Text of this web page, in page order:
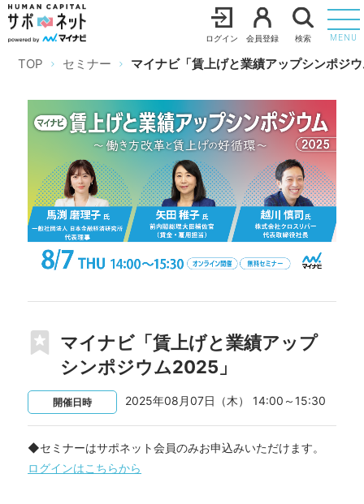
ログイン 会員登録 検索 MENU
TOP セミナー マイナビ「賃上げと業績アップシンポジ
マイナビ「賃上げと業績アップ
シンポジウム2025」
開催日時 2025年08月07日（木） 14:00～15:30
◆セミナーはサポネット会員のみお申込みいただけます。
ログインはこちらから